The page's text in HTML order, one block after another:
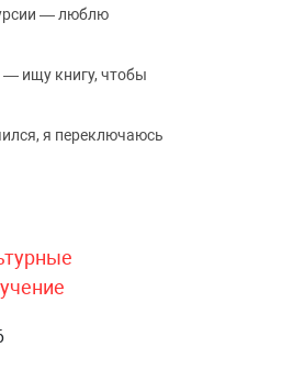
— люблю
ищу книгу, чтобы
я переключаюсь